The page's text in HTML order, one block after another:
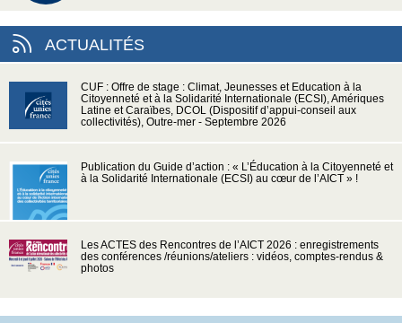
ACTUALITÉS
CUF : Offre de stage : Climat, Jeunesses et Education à la
Citoyenneté et à la Solidarité Internationale (ECSI), Amériques
Latine et Caraïbes, DCOL (Dispositif d’appui-conseil aux
collectivités), Outre-mer - Septembre 2026
Publication du Guide d’action : « L’Éducation à la Citoyenneté et
à la Solidarité Internationale (ECSI) au cœur de l’AICT » !
Les ACTES des Rencontres de l’AICT 2026 : enregistrements
des conférences /réunions/ateliers : vidéos, comptes-rendus &
photos